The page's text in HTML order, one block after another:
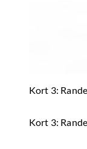
Kort 3:
Kort 3: